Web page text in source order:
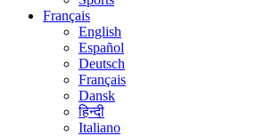
Français
English
Español
Deutsch
Français
Dansk
हिन्दी
Italiano